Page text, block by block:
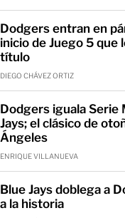
Dodgers entran en
inicio de Juego 5 que
título
DIEGO CHÁVEZ ORTIZ
Dodgers iguala Serie
Jays; el clásico de
Ángeles
ENRIQUE VILLANUEVA
Blue Jays doblega a
a la historia